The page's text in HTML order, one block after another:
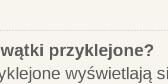
przyklejone?
wyświetlają